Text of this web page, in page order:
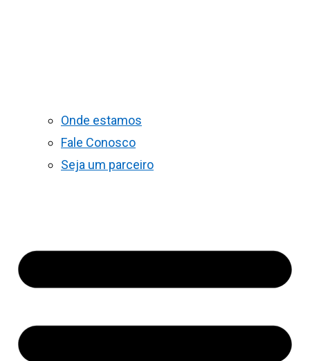
Onde estamos
Fale Conosco
Seja um parceiro